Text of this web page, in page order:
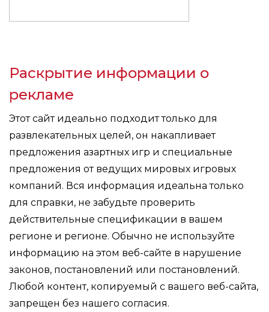
Раскрытие информации о
рекламе
Этот сайт идеально подходит только для
развлекательных целей, он накапливает
предложения азартных игр и специальные
предложения от ведущих мировых игровых
компаний. Вся информация идеальна только
для справки, не забудьте проверить
действительные спецификации в вашем
регионе и регионе. Обычно не используйте
информацию на этом веб-сайте в нарушение
законов, постановлений или постановлений.
Любой контент, копируемый с вашего веб-сайта,
запрещен без нашего согласия.